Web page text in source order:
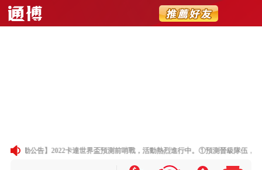
聯繫我們 加入Line好友 撥打服務專線 網站地圖
百家樂公式